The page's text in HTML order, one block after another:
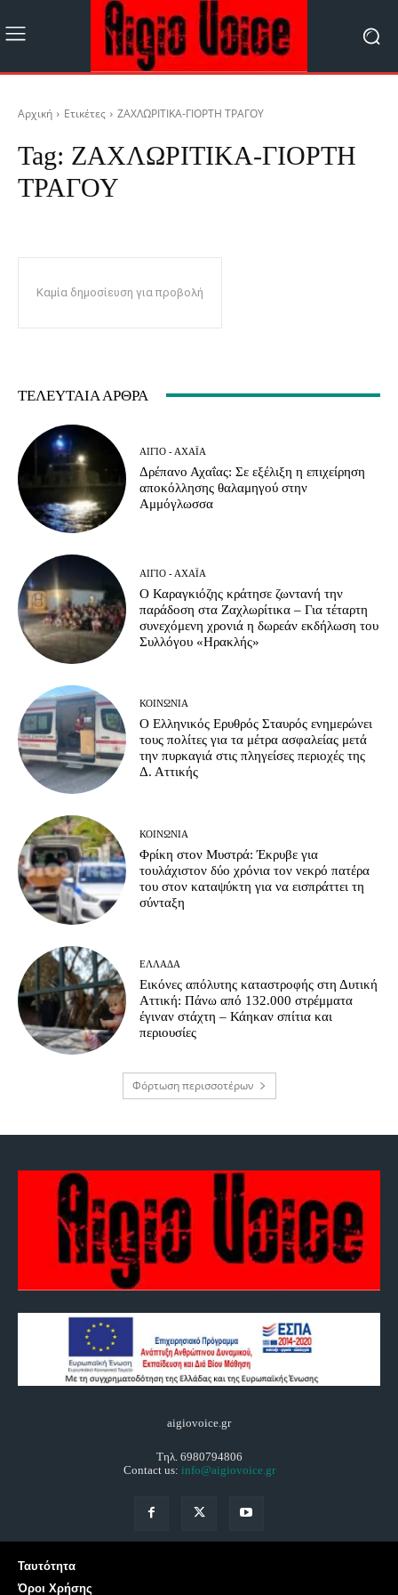
Αρχική Ετικέτες ΖΑΧΛΩΡΙΤΙΚΑ-ΓΙΟΡΤΗ ΤΡΑΓΟΥ
Tag: ΖΑΧΛΩΡΙΤΙΚΑ-ΓΙΟΡΤΗ
ΤΡΑΓΟΥ
Καμία δημοσίευση για προβολή
ΤΕΛΕΥΤΑΊΑ ΆΡΘΡΑ
ΑΊΓΙΟ - ΑΧΑΪ́Α
Δρέπανο Αχαΐας: Σε εξέλιξη η επιχείρηση
αποκόλλησης θαλαμηγού στην
Αμμόγλωσσα
ΑΊΓΙΟ - ΑΧΑΪ́Α
Ο Καραγκιόζης κράτησε ζωντανή την
παράδοση στα Ζαχλωρίτικα – Για τέταρτη
συνεχόμενη χρονιά η δωρεάν εκδήλωση του
Συλλόγου «Ηρακλής»
ΚΟΙΝΩΝΊΑ
Ο Ελληνικός Ερυθρός Σταυρός ενημερώνει
τους πολίτες για τα μέτρα ασφαλείας μετά
την πυρκαγιά στις πληγείσες περιοχές της
Δ. Αττικής
ΚΟΙΝΩΝΊΑ
Φρίκη στον Μυστρά: Έκρυβε για
τουλάχιστον δύο χρόνια τον νεκρό πατέρα
του στον καταψύκτη για να εισπράττει τη
σύνταξη
ΕΛΛΆΔΑ
Εικόνες απόλυτης καταστροφής στη Δυτική
Αττική: Πάνω από 132.000 στρέμματα
έγιναν στάχτη – Κάηκαν σπίτια και
περιουσίες
Φόρτωση περισσοτέρων
aigiovoice.gr
Τηλ. 6980794806
Contact us: info@aigiovoice.gr
Ταυτότητα
Όροι Χρήσης